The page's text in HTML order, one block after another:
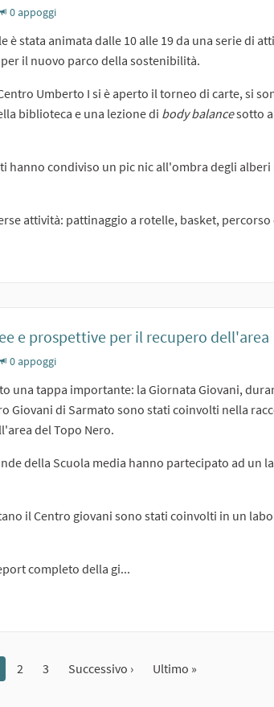
0 appoggi
è stata animata dalle 10 alle 19 da una serie di
il nuovo parco della sostenibilità.
Umberto I si è aperto il torneo di carte, si
biblioteca e una lezione di body balancesotto
hanno condiviso un pic nic all'ombra degli
attività: pattinaggio a rotelle, basket, percorso
e prospettive per il recupero dell'area
0 appoggi
una tappa importante: la Giornata Giovani,
Giovani di Sarmato sono stati coinvolti nella
del Topo Nero.
della Scuola media hanno partecipato ad un
il Centro giovani sono stati coinvolti in un
completo della gi...
2 3 Successivo › Ultimo »